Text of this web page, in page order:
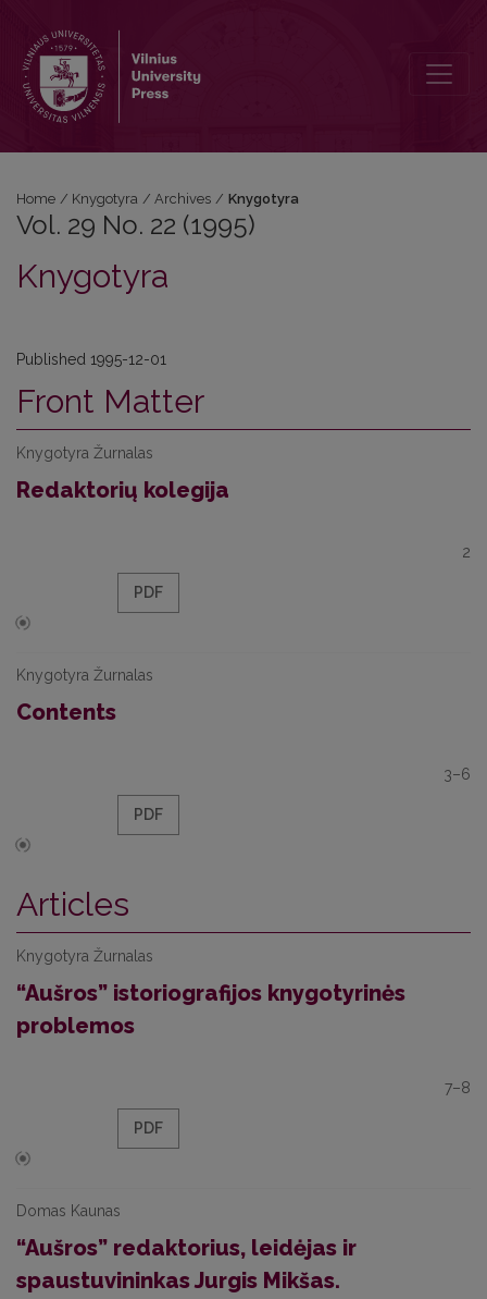
Home / Knygotyra / Archives / Knygotyra
Vol. 29 No. 22 (1995)
Knygotyra
Published 1995-12-01
Front Matter
Knygotyra Žurnalas
Redaktorių kolegija
2
PDF
Knygotyra Žurnalas
Contents
3–6
PDF
Articles
Knygotyra Žurnalas
“Aušros” istoriografijos knygotyrinės
problemos
7–8
PDF
Domas Kaunas
“Aušros” redaktorius, leidėjas ir
spaustuvininkas Jurgis Mikšas.